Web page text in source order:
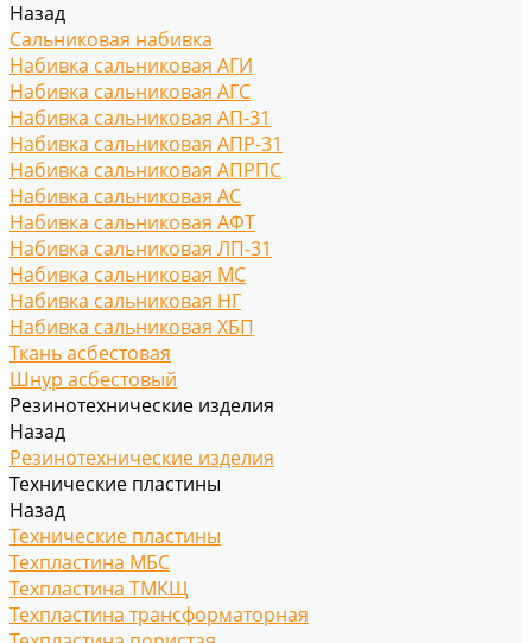
Назад
Сальниковая набивка
Набивка сальниковая АГИ
Набивка сальниковая АГС
Набивка сальниковая АП-31
Набивка сальниковая АПР-31
Набивка сальниковая АПРПС
Набивка сальниковая АС
Набивка сальниковая АФТ
Набивка сальниковая ЛП-31
Набивка сальниковая МС
Набивка сальниковая НГ
Набивка сальниковая ХБП
Ткань асбестовая
Шнур асбестовый
Резинотехнические изделия
Назад
Резинотехнические изделия
Технические пластины
Назад
Технические пластины
Техпластина МБС
Техпластина ТМКЩ
Техпластина трансформаторная